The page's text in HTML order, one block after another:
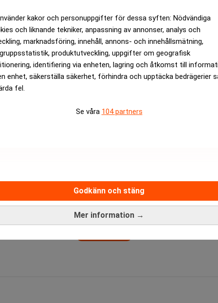
kakor och personuppgifter för dessa syften: Nödvändiga
och liknande tekniker, anpassning av annonser, analys och
marknadsföring, innehåll, annons- och innehållsmätning,
produktutveckling, uppgifter om geografisk
identifiering via enheten, lagring och åtkomst till
enhet, säkerställa säkerhet, förhindra och upptäcka bedrägerier
fel.
Se våra 104 partners
Mer information →
Godkänn och stäng
beslut som ett misstag, skriver
med om att Riksbanken bör sänka
hade väntat sig och prognosen ser i
av en ännu större sänkning i augusti.
ekonomin då kommer att behöva är
tveksamt på Riksbankens agerande”,
behöver stärkas. Realtid
under andra halvåret. Realtid
är kostnadsfritt: